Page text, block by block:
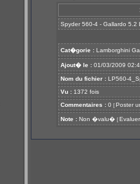
Spyder 560-4 - Gallardo 5.2
Cat�gorie : Lamborghini
Ajout� le : 01/03/2009
Nom du fichier : LP560-
Vu : 1372 fois
Commentaires : 0 [ Poster
Note : Non �valu� [ Evaluer